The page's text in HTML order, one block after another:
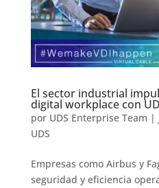
El sector industrial
digital workplace con
por UDS Enterprise Team |
UDS
Empresas como Airbus y
seguridad y eficiencia